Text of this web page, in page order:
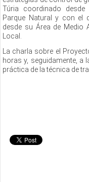
Túria coordinado
Parque Natural y con el
desde su Área de Medio
Local.
La charla sobre el
horas y, seguidamente, a
práctica de la técnica de